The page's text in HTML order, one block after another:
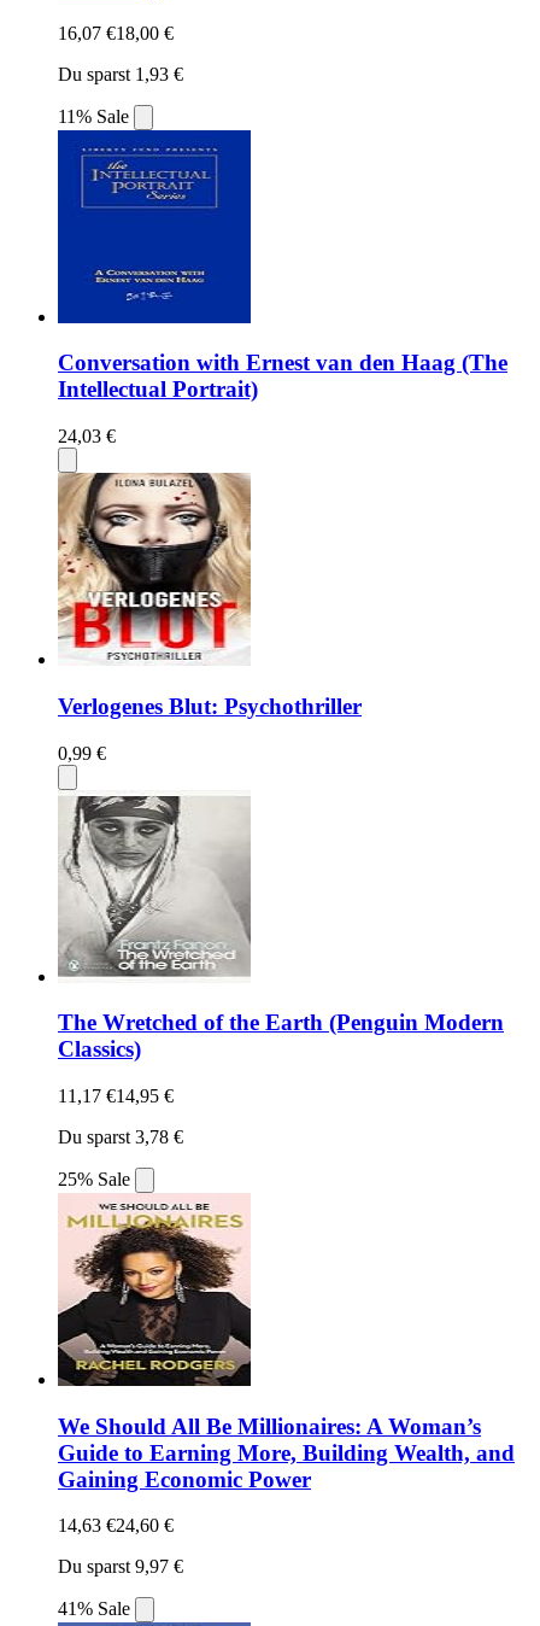
16,07 €18,00 €
Du sparst 1,93 €
11% Sale
Conversation with Ernest van den Haag (The
Intellectual Portrait)
24,03 €
Verlogenes Blut: Psychothriller
0,99 €
The Wretched of the Earth (Penguin Modern
Classics)
11,17 €14,95 €
Du sparst 3,78 €
25% Sale
We Should All Be Millionaires: A Woman’s
Guide to Earning More, Building Wealth, and
Gaining Economic Power
14,63 €24,60 €
Du sparst 9,97 €
41% Sale